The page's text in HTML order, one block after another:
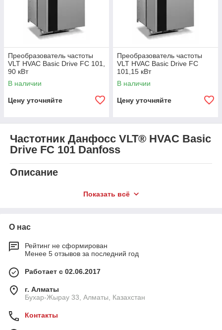
Преобразователь частоты
VLT HVAC Basic Drive FC 101,
90 кВт
В наличии
Цену уточняйте
Преобразователь частоты
VLT HVAC Basic Drive FC
101,15 кВт
В наличии
Цену уточняйте
Частотник Данфосс VLT® HVAC Basic
Drive FC 101 Danfoss
Описание
Частотный преобразователь
VLT® HVAC Basic Drive FC 101
предназначен для управления
установках. Он обеспечивает точное управление скоростью
энергоэффективность и уменьшить эксплуатационные
затраты.
Технические характеристики
Модель: FC 101
модификации)
Показать всё
О нас
Рейтинг не сформирован
Менее 5 отзывов за последний год
Работает с 02.06.2017
г. Алматы
Бухар-Жырау 33, Алматы, Казахстан
Контакты